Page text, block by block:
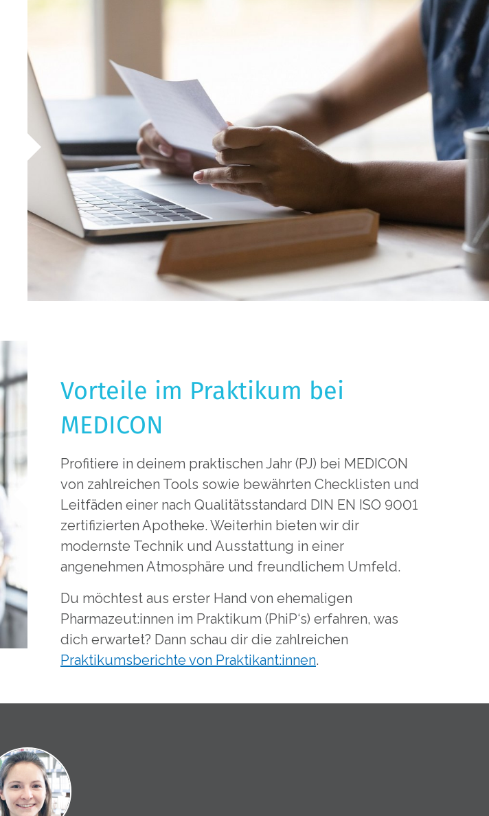
Vorteile im Praktikum bei
MEDICON
Profitiere in deinem praktischen Jahr (PJ) bei MEDICON
von zahlreichen Tools sowie bewährten Checklisten und
Leitfäden einer nach Qualitätsstandard DIN EN ISO 9001
zertifizierten Apotheke. Weiterhin bieten wir dir
modernste Technik und Ausstattung in einer
angenehmen Atmosphäre und freundlichem Umfeld.
Du möchtest aus erster Hand von ehemaligen
Pharmazeut:innen im Praktikum (PhiP‘s) erfahren, was
dich erwartet? Dann schau dir die zahlreichen
Praktikumsberichte von Praktikant:innen.